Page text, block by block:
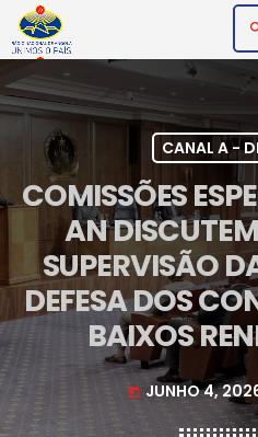
CANAL A -
COMISSÕES
AN
SUPERVISÃO
DEFESA DOS
BAIXOS
today JUNHO 4,